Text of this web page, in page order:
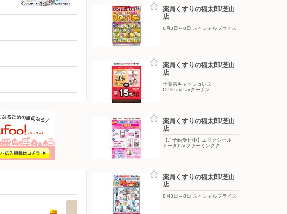
薬局くすりの福太郎/芝山
店
8月3日～8日 スペシャルプライス
薬局くすりの福太郎/芝山
店
千葉県キャッシュレス
CP×PayPayクーポン
薬局くすりの福太郎/芝山
店
【ご予約受付中】エリクシール
トータルVファーミングク…
薬局くすりの福太郎/芝山
店
8月3日～8日 スペシャルプライス